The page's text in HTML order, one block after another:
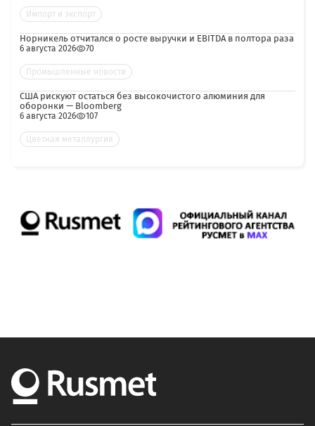
Импорт и экспорт
Норникель отчитался о росте выручки и EBITDA в полтора раза
6 августа 2026 70
Промышленные новости
США рискуют остаться без высокочистого алюминия для
оборонки — Bloomberg
6 августа 2026 107
Цветная металлургия